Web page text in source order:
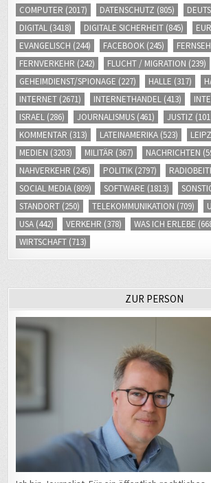
COMPUTER (2017) DATENSCHUTZ (805)
DIGITAL (3418) DIGITALE SICHERHEIT (845)
EVANGELISCH (244) FACEBOOK (245)
FERNVERKEHR (242) FLUCHT / MIGRATION (239)
GEHEIMDIENST/SPIONAGE (227) HALLE (317)
INTERNET (2671) INTERNETHANDEL (413)
ISRAEL (286) JOURNALISMUS (461) JUSTIZ
KOMMENTAR (313) LATEINAMERIKA (523)
MEDIEN (3203) MILITÄR (367) NACHRICHTEN
NAHVERKEHR (245) POLITIK (2797)
SOCIAL MEDIA (809) SOFTWARE (1813)
STANDORT (250) TELEKOMMUNIKATION (709)
USA (442) VERKEHR (378) WAS ICH ERLEBE
WIRTSCHAFT (713)
ZUR PERSON